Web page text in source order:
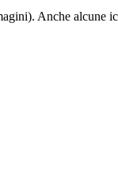
Anche alcune